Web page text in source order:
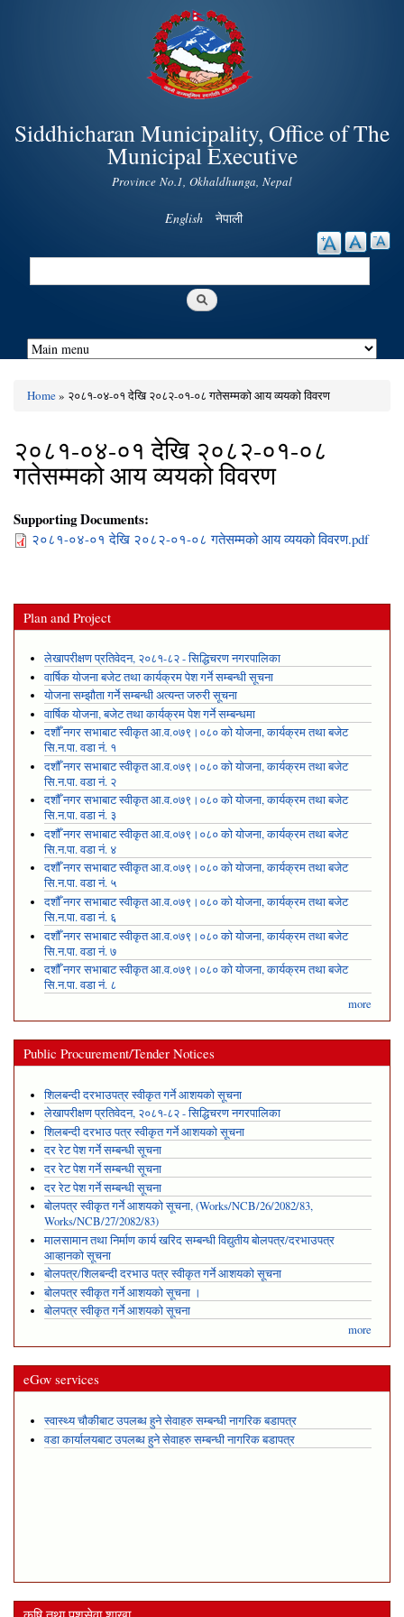
Skip to
main
content
Siddhicharan Municipality, Office of The
Municipal Executive
Province No.1, Okhaldhunga, Nepal
English नेपाली
Search
Home» २०८१-०४-०१ देखि २०८२-०१-०८ गतेसम्मको आय व्ययको विवरण
२०८१-०४-०१ देखि २०८२-०१-०८
गतेसम्मको आय व्ययको विवरण
Supporting Documents:
२०८१-०४-०१ देखि २०८२-०१-०८ गतेसम्मको आय व्ययको विवरण.pdf
Plan and Project
लेखापरीक्षण प्रतिवेदन, २०८१-८२ - सिद्धिचरण नगरपालिका
वार्षिक योजना बजेट तथा कार्यक्रम पेश गर्ने सम्बन्धी सूचना
योजना सम्झौता गर्ने सम्बन्धी अत्यन्त जरुरी सूचना
वार्षिक योजना, बजेट तथा कार्यक्रम पेश गर्ने सम्बन्धमा
दशौँ नगर सभाबाट स्वीकृत आ.व.०७९।०८० को योजना, कार्यक्रम तथा बजेट
सि.न.पा. वडा नं. १
दशौँ नगर सभाबाट स्वीकृत आ.व.०७९।०८० को योजना, कार्यक्रम तथा बजेट
सि.न.पा. वडा नं. २
दशौँ नगर सभाबाट स्वीकृत आ.व.०७९।०८० को योजना, कार्यक्रम तथा बजेट
सि.न.पा. वडा नं. ३
दशौँ नगर सभाबाट स्वीकृत आ.व.०७९।०८० को योजना, कार्यक्रम तथा बजेट
सि.न.पा. वडा नं. ४
दशौँ नगर सभाबाट स्वीकृत आ.व.०७९।०८० को योजना, कार्यक्रम तथा बजेट
सि.न.पा. वडा नं. ५
दशौँ नगर सभाबाट स्वीकृत आ.व.०७९।०८० को योजना, कार्यक्रम तथा बजेट
सि.न.पा. वडा नं. ६
दशौँ नगर सभाबाट स्वीकृत आ.व.०७९।०८० को योजना, कार्यक्रम तथा बजेट
सि.न.पा. वडा नं. ७
दशौँ नगर सभाबाट स्वीकृत आ.व.०७९।०८० को योजना, कार्यक्रम तथा बजेट
सि.न.पा. वडा नं. ८
more
Public Procurement/Tender Notices
शिलबन्दी दरभाउपत्र स्वीकृत गर्ने आशयको सूचना
लेखापरीक्षण प्रतिवेदन, २०८१-८२ - सिद्धिचरण नगरपालिका
शिलबन्दी दरभाउ पत्र स्वीकृत गर्ने आशयको सूचना
दर रेट पेश गर्ने सम्बन्धी सूचना
दर रेट पेश गर्ने सम्बन्धी सूचना
दर रेट पेश गर्ने सम्बन्धी सूचना
बोलपत्र स्वीकृत गर्ने आशयको सूचना, (Works/NCB/26/2082/83,
Works/NCB/27/2082/83)
मालसामान तथा निर्माण कार्य खरिद सम्बन्धी विद्युतीय बोलपत्र/दरभाउपत्र
आव्हानको सूचना
बोलपत्र/शिलबन्दी दरभाउ पत्र स्वीकृत गर्ने आशयको सूचना
बोलपत्र स्वीकृत गर्ने आशयको सूचना ।
बोलपत्र स्वीकृत गर्ने आशयको सूचना
more
eGov services
स्वास्थ्य चौकीबाट उपलब्ध हुने सेवाहरु सम्बन्धी नागरिक बडापत्र
वडा कार्यालयबाट उपलब्ध हुने सेवाहरु सम्बन्धी नागरिक बडापत्र